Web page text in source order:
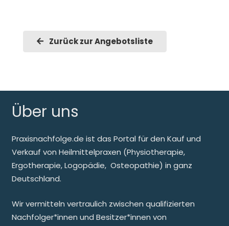
Zurück zur Angebotsliste
Über uns
Praxisnachfolge.de ist das Portal für den Kauf und
Verkauf von Heilmittelpraxen (Physiotherapie,
Ergotherapie, Logopädie, Osteopathie) in ganz
Deutschland.
Wir vermitteln vertraulich zwischen qualifizierten
Nachfolger*innen und Besitzer*innen von